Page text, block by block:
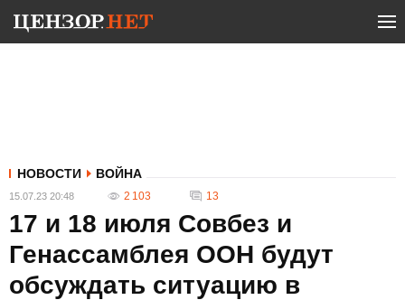
НОВОСТИ ВОЙНА
15.07.23 20:48 2 103 13
17 и 18 июля Совбез и
Генассамблея ООН будут
обсуждать ситуацию в